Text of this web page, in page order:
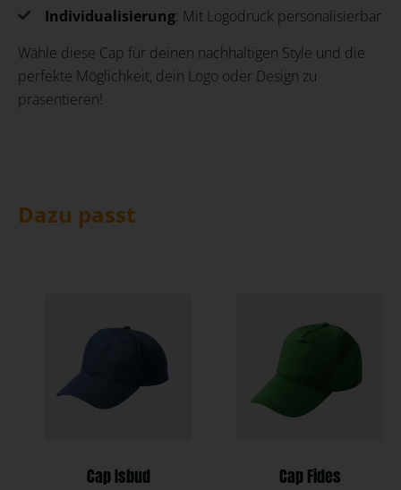
Individualisierung: Mit Logodruck personalisierbar
Wähle diese Cap für deinen nachhaltigen Style und die
perfekte Möglichkeit, dein Logo oder Design zu
präsentieren!
Dazu passt
Cap Isbud Cap Fides